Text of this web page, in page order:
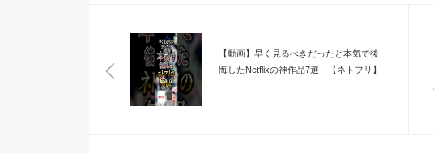
【動画】早く見るべきだったと本気で後
悔したNetflixの神作品7選 【ネトフリ】